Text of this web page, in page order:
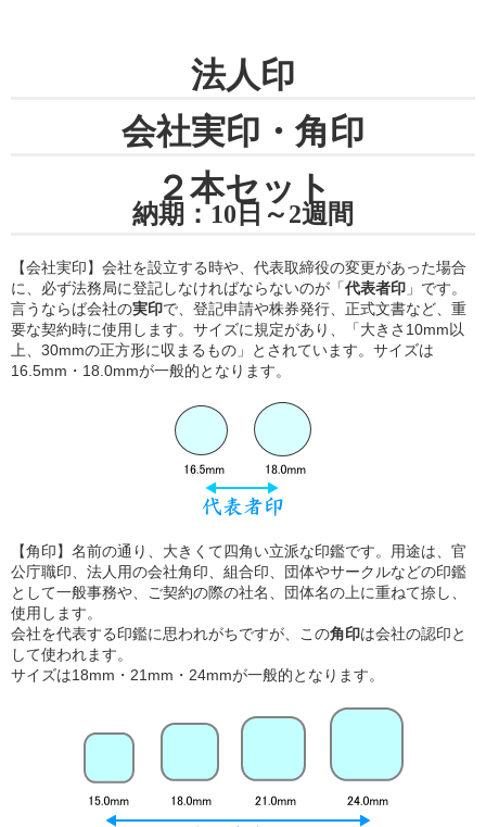
法人印
会社実印・角印
２本セット
納期：10日～2週間
【会社実印】会社を設立する時や、代表取締役の変更があった場合
に、必ず法務局に登記しなければならないのが「代表者印 」です。
言うならば会社の実印で、登記申請や株券発行、正式文書など、重
要な契約時に使用します。サイズに規定があり、「大きさ10mm以
上、30mmの正方形に収まるもの」とされています。サイズは
16.5mm・18.0mmが一般的となります。
【角印】名前の通り、大きくて四角い立派な印鑑です。用途は、官
公庁職印、法人用の会社角印、組合印、団体やサークルなどの印鑑
として一般事務や、ご契約の際の社名、団体名の上に重ねて捺し、
使用します。
会社を代表する印鑑に思われがちですが、この角印は会社の認印と
して使われます。
サイズは18mm・21mm・24mmが一般的となります。